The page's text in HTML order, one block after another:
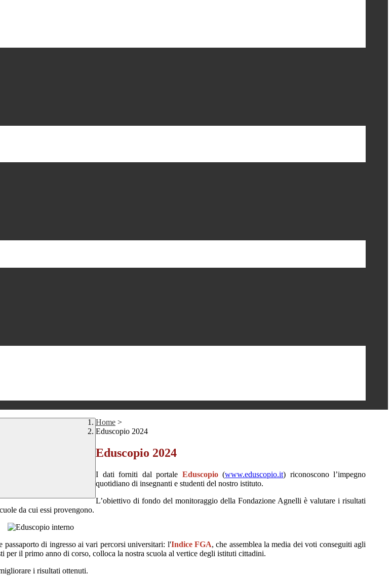
Home >
Eduscopio 2024
Eduscopio 2024
I dati forniti dal portale Eduscopio(www.eduscopio.it) riconoscono l’impegno
quotidiano di insegnanti e studenti del nostro istituto.
L’obiettivo di fondo del monitoraggio della Fondazione Agnelli è valutare i risultati
da cui essi provengono.
di ingresso ai vari percorsi universitari: l'Indice FGA, che assemblea la media dei voti conseguiti agli
il primo anno di corso, colloca la nostra scuola al vertice degli istituti cittadini.
i risultati ottenuti.